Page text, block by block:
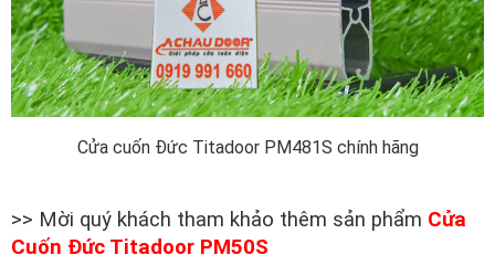
Cửa cuốn Đức Titadoor PM481S chính hãng
>> Mời quý khách tham khảo thêm sản phẩm Cửa
Cuốn Đức Titadoor PM50S